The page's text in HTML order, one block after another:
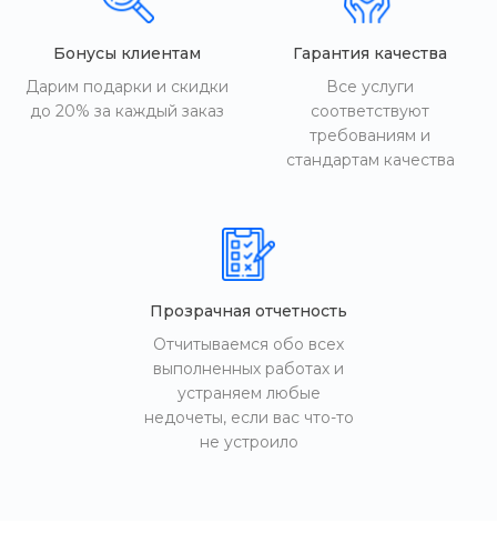
Бонусы клиентам
Дарим подарки и скидки
до 20% за каждый заказ
Гарантия качества
Все услуги
соответствуют
требованиям и
стандартам качества
Прозрачная отчетность
Отчитываемся обо всех
выполненных работах и
устраняем любые
недочеты, если вас что-то
не устроило